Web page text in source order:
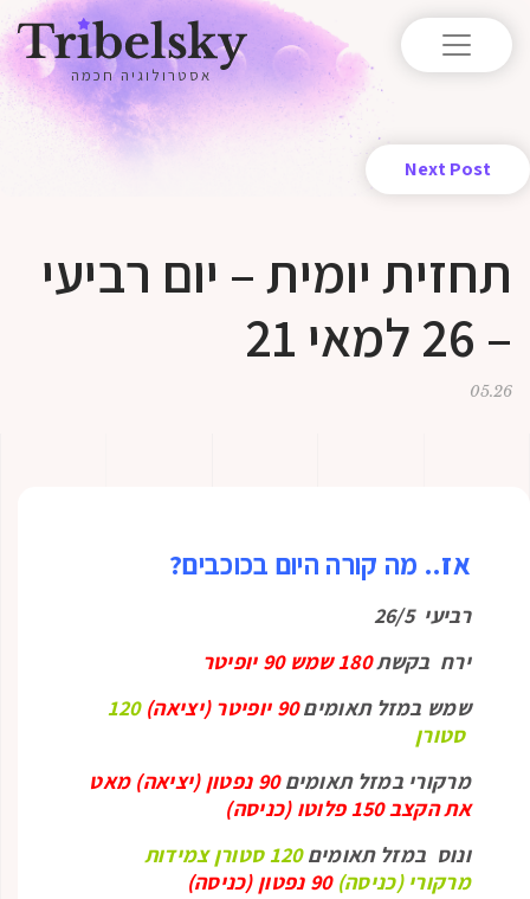
אסטרולוגיה חכמה
Next Post
תחזית יומית – יום רביעי
– 26 למאי 21
05.26
אז.. מה קורה היום בכוכבים?
רביעי 26/5
ירח בקשת180 שמש 90 יופיטר
שמש במזל תאומים90 יופיטר (יציאה)
120
סטורן
מרקורי במזל תאומים
90 נפטון (יציאה) מאט
את הקצב 150 פלוטו (כניסה)
ונוס במזל תאומים
120 סטורן צמידות
מרקורי (כניסה) 90 נפטון (כניסה)